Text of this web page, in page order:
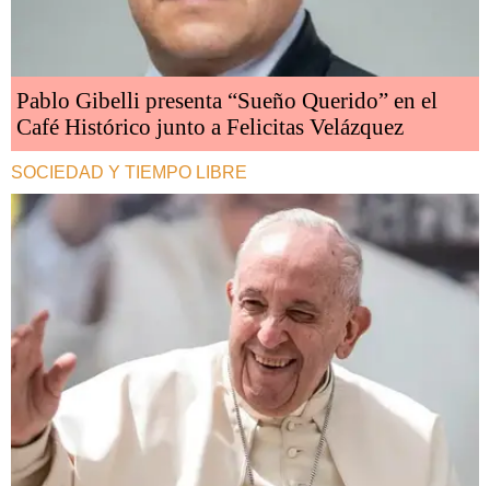
Pablo Gibelli presenta “Sueño Querido” en el
Café Histórico junto a Felicitas Velázquez
SOCIEDAD Y TIEMPO LIBRE